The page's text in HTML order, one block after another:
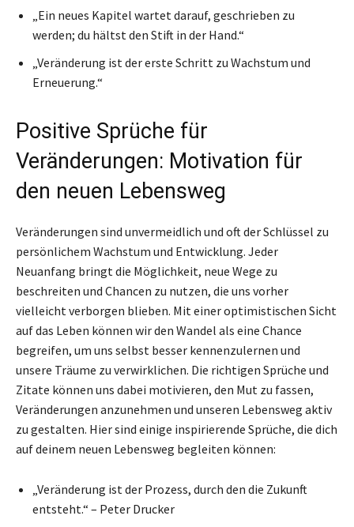
„Ein neues Kapitel wartet darauf, geschrieben zu
werden; du hältst den Stift in der Hand.“
„Veränderung ist der erste Schritt zu Wachstum und
Erneuerung.“
Positive Sprüche für
Veränderungen: Motivation für
den neuen Lebensweg
Veränderungen sind unvermeidlich und oft der Schlüssel zu
persönlichem Wachstum und Entwicklung. Jeder
Neuanfang bringt die Möglichkeit, neue Wege zu
beschreiten und Chancen zu nutzen, die uns vorher
vielleicht verborgen blieben. Mit einer optimistischen Sicht
auf das Leben können wir den Wandel als eine Chance
begreifen, um uns selbst besser kennenzulernen und
unsere Träume zu verwirklichen. Die richtigen Sprüche und
Zitate können uns dabei motivieren, den Mut zu fassen,
Veränderungen anzunehmen und unseren Lebensweg aktiv
zu gestalten. Hier sind einige inspirierende Sprüche, die dich
auf deinem neuen Lebensweg begleiten können:
„Veränderung ist der Prozess, durch den die Zukunft
entsteht.“ – Peter Drucker